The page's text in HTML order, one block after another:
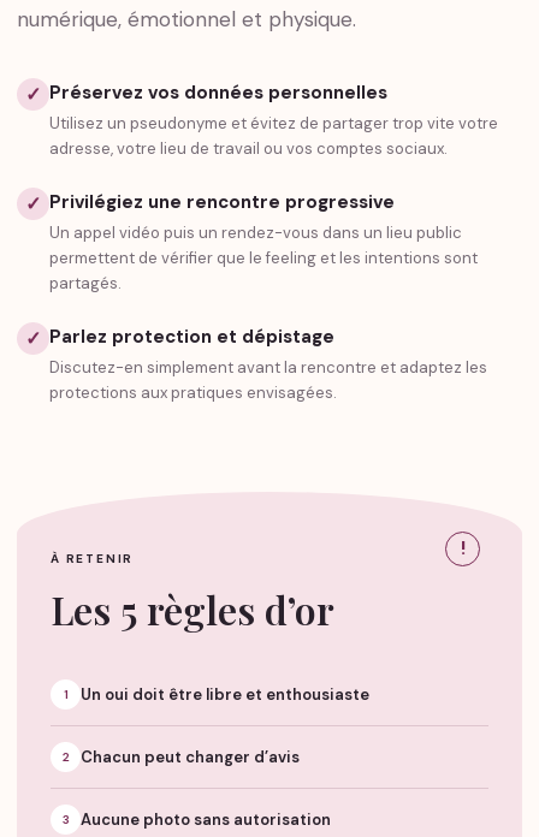
numérique, émotionnel et physique.
✓ Préservez vos données personnelles
Utilisez un pseudonyme et évitez de partager trop vite votre
adresse, votre lieu de travail ou vos comptes sociaux.
✓ Privilégiez une rencontre progressive
Un appel vidéo puis un rendez-vous dans un lieu public
permettent de vérifier que le feeling et les intentions sont
partagés.
✓ Parlez protection et dépistage
Discutez-en simplement avant la rencontre et adaptez les
protections aux pratiques envisagées.
!
À RETENIR
Les 5 règles d’or
1 Un oui doit être libre et enthousiaste
2 Chacun peut changer d’avis
3 Aucune photo sans autorisation